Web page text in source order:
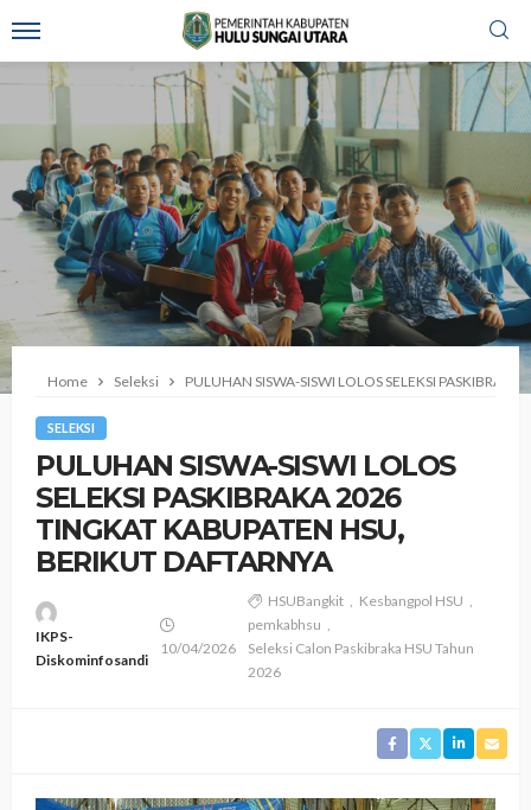
Home Seleksi ‎PULUHAN SISWA-SISWI LOLOS SELEKSI
SELEKSI
‎PULUHAN SISWA-SISWI LOLOS
SELEKSI PASKIBRAKA 2026
TINGKAT KABUPATEN HSU,
BERIKUT DAFTARNYA ‎
IKPS-
Diskominfosandi
10/04/2026
HSUBangkit
Kesbangpol HSU
pemkabhsu
Seleksi Calon Paskibraka HSU Tahun
2026